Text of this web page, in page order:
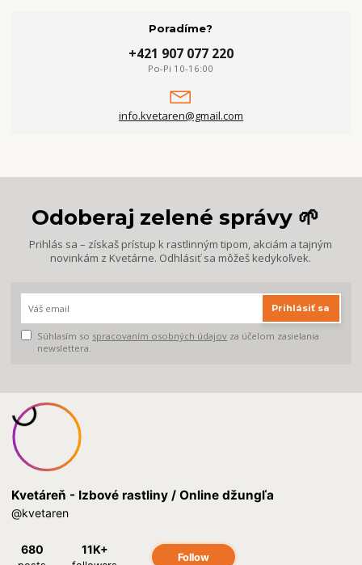
Poradíme?
+421 907 077 220
Po-Pi 10-16:00
info.kvetaren@gmail.com
Odoberaj zelené správy 🌱
Prihlás sa – získaš prístup k rastlinným tipom, akciám a tajným
novinkám z Kvetárne. Odhlásiť sa môžeš kedykoľvek.
Prihlásiť sa
Súhlasím so spracovaním osobných údajov za účelom zasielania
newslettera.